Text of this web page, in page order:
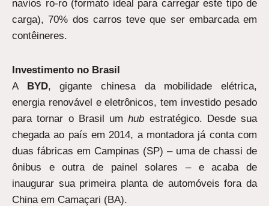
navios ro-ro (formato ideal para carregar este tipo de
carga), 70% dos carros teve que ser embarcada em
contêineres.
Investimento no Brasil
A BYD, gigante chinesa da mobilidade elétrica,
energia renovável e eletrônicos, tem investido pesado
para tornar o Brasil umhub estratégico. Desde sua
chegada ao país em 2014, a montadora já conta com
duas fábricas em Campinas (SP) – uma de chassi de
ônibus e outra de painel solares – e acaba de
inaugurar sua primeira planta de automóveis fora da
China em Camaçari (BA).